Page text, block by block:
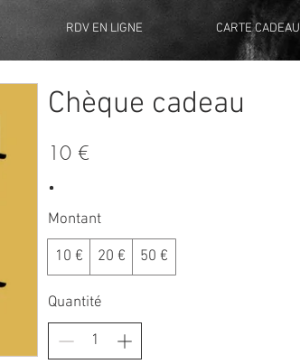
RDV EN LIGNE CARTE CADEAU
Chèque cadeau
10 €
Montant
10 € 20 € 50 €
Quantité